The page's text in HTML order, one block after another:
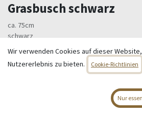
Grasbusch schwarz
ca. 75cm
schwarz
4,95€ Alle Preise inkl. MwSt.zzgl.
IN DEN
Wir verwenden Cookies auf dieser
Nutzererlebnis zu bieten.
Cookie-Richtlinien
Nur